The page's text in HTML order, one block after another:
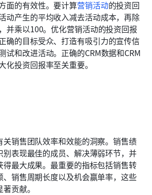
面的有效性。要计算营销活动的投资回
动产生的平均收入减去活动成本，再除
并乘以100。优化营销活动的投资回报
确的目标受众、打造有吸引力的宣传信
试和改进活动。正确的CRM数据和CRM
化投资回报率至关重要。
关销售团队效率和效能的洞察。销售绩
别表现最佳的成员、解决薄弱环节，并
得最大成果。最重要的指标包括销售转
、销售周期长度以及机会赢单率，这些
贡献。